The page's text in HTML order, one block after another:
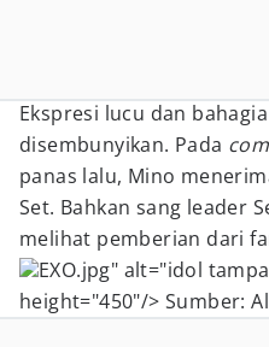
Ekspresi lucu dan
disembunyikan. Pada
panas lalu, Mino
Set. Bahkan sang leader
melihat pemberian dari
EXO.jpg" alt="idol
height="450"/> Sumber: